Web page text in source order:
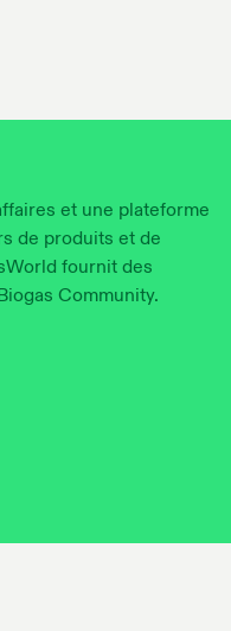
et une plateforme
de produits et de
fournit des
Community.